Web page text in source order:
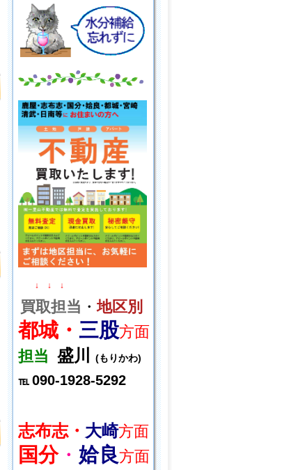
↓ ↓ ↓
買取担当 ・地区別
都城・ 三股方面
担当 盛川 (もりかわ)
℡ 090-1928-5292
志布志・ 大崎方面
国分・ 姶良方面